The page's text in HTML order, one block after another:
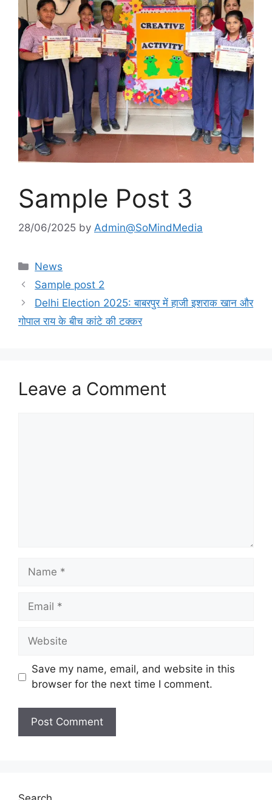
Sample Post 3
28/06/2025 by Admin@SoMindMedia
Categories
News
Sample post 2
Delhi Election 2025: बाबरपुर में हाजी इशराक खान और
गोपाल राय के बीच कांटे की टक्कर
Leave a Comment
Name
Email
Website
Save my name, email, and website in this
browser for the next time I comment.